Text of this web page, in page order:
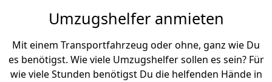
Umzugshelfer anmieten
Mit einem Transportfahrzeug oder ohne, ganz wie Du
es benötigst. Wie viele Umzugshelfer sollen es sein? Für
wie viele Stunden benötigst Du die helfenden Hände in